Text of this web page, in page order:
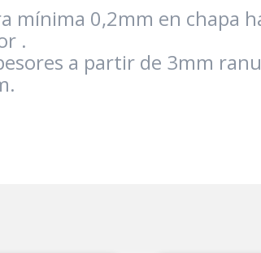
mínima 0,2mm en chapa
.
a partir de 3mm